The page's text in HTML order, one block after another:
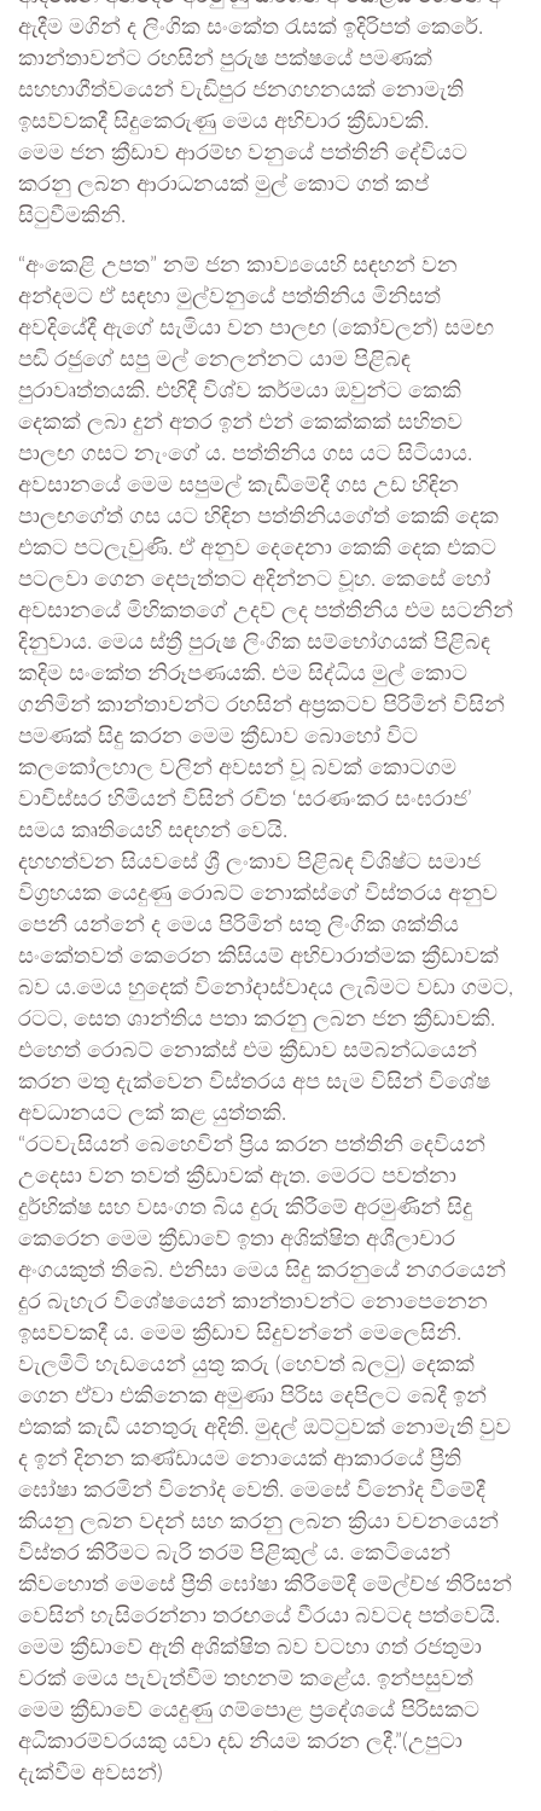
ඇදීම මගින් ද ලිංගික සංකේත රැසක් ඉදිරිපත් කෙරේ.
කාන්තාවන්ට රහසින් පුරුෂ පක්ෂයේ පමණක්
සහභාගීත්වයෙන් වැඩිපුර ජනගහනයක් නොමැති
ඉසව්වකදී සිදුකෙරුණු මෙය අභිචාර ක්‍රීඩාවකි.
මෙම ජන ක්‍රීඩාව ආරම්භ වනුයේ පත්තිනි දේවියට
කරනු ලබන ආරාධනයක් මුල් කොට ගත් කප්
සිටුවීමකිනි.
“අංකෙළි උපත” නම් ජන කාව්‍යයෙහි සඳහන් වන
අන්දමට ඒ සඳහා මුල්වනුයේ පත්තිනිය මිනිසත්
අවදියේදී ඇගේ සැමියා වන පාලඟ (කෝවලන්) සමඟ
පඬි රජුගේ සපු මල් නෙලන්නට යාම පිළිබඳ
පුරාවෘත්තයකි. එහිදී විශ්ව කර්මයා ඔවුන්ට කෙකි
දෙකක් ලබා දුන් අතර ඉන් එන් කෙක්කක් සහිතව
පාලඟ ගසට නැංගේ ය. පත්තිනිය ගස යට සිටියාය.
අවසානයේ මෙම සපුමල් කැඩීමේදී ගස උඩ හිඳින
පාලඟගේත් ගස යට හිඳින පත්තිනියගේත් කෙකි දෙක
එකට පටලැවුණි. ඒ අනුව දෙදෙනා කෙකි දෙක එකට
පටලවා ගෙන දෙපැත්තට අදින්නට වූහ. කෙසේ හෝ
අවසානයේ මිහිකතගේ උදව් ලද පත්තිනිය එම සටනින්
දිනුවාය. මෙය ස්ත්‍රී පුරුෂ ලිංගික සම්භෝගයක් පිළිබඳ
කදිම සංකේත නිරූපණයකි. එම සිද්ධිය මුල් කොට
ගනිමින් කාන්තාවන්ට රහසින් අප්‍රකටව පිරිමින් විසින්
පමණක් සිදු කරන මෙම ක්‍රීඩාව බොහෝ විට
කලකෝලහාල වලින් අවසන් වූ බවක් කොටගම
වාචිස්සර හිමියන් විසින් රචිත ‘සරණංකර සංඝරාජ’
සමය කෘතියෙහි සඳහන් වෙයි.
දහහත්වන සියවසේ ශ්‍රී ලංකාව පිළිබඳ විශිෂ්ට සමාජ
විග්‍රහයක යෙදුණු රොබට් නොක්ස්ගේ විස්තරය අනුව
පෙනී යන්නේ ද මෙය පිරිමින් සතු ලිංගික ශක්තිය
සංකේතවත් කෙරෙන කිසියම් අභිචාරාත්මක ක්‍රීඩාවක්
බව ය.මෙය හුදෙක් විනෝදාස්වාදය ලැබිමට වඩා ගමට,
රටට, සෙත ශාන්තිය පතා කරනු ලබන ජන ක්‍රීඩාවකි.
එහෙත් රොබට් නොක්ස් එම ක්‍රීඩාව සම්බන්ධයෙන්
කරන මතු දැක්වෙන විස්තරය අප සැම විසින් විශේෂ
අවධානයට ලක් කළ යුත්තකි.
“රටවැසියන් බෙහෙවින් ප්‍රිය කරන පත්තිනි දෙවියන්
උදෙසා වන තවත් ක්‍රීඩාවක් ඇත. මෙරට පවත්නා
දුර්භික්ෂ සහ වසංගත බිය දුරු කිරීමේ අරමුණින් සිදු
කෙරෙන මෙම ක්‍රීඩාවේ ඉතා අශික්ෂිත අශීලාචාර
අංගයකුත් තිබේ. එනිසා මෙය සිදු කරනුයේ නගරයෙන්
දුර බැහැර විශේෂයෙන් කාන්තාවන්ට නොපෙනෙන
ඉසව්වකදී ය. මෙම ක්‍රීඩාව සිදුවන්නේ මෙලෙසිනි.
වැලමිටි හැඩයෙන් යුතු කරු (හෙවත් බලටු) දෙකක්
ගෙන ඒවා එකිනෙක අමුණා පිරිස දෙපිලට බෙදී ඉන්
එකක් කැඩී යනතුරු අදිති. මුදල් ඔට්ටුවක් නොමැති වුව
ද ඉන් දිනන කණ්ඩායම නොයෙක් ආකාරයේ ප්‍රීති
ඝෝෂා කරමින් විනෝද වෙති. මෙසේ විනෝද වීමේදී
කියනු ලබන වදන් සහ කරනු ලබන ක්‍රියා වචනයෙන්
විස්තර කිරීමට බැරි තරම් පිළිකුල් ය. කෙටියෙන්
කිවහොත් මෙසේ ප්‍රීති ඝෝෂා කිරීමේදී ම්‍ලේච්ඡ තිරිසන්
වෙසින් හැසිරෙන්නා තරඟයේ වීරයා බවටද පත්වෙයි.
මෙම ක්‍රීඩාවේ ඇති අශික්ෂිත බව වටහා ගත් රජතුමා
වරක් මෙය පැවැත්වීම තහනම් කළේය. ඉන්පසුවත්
මෙම ක්‍රීඩාවේ යෙදුණු ගම්පොළ ප්‍රදේශයේ පිරිසකට
අධිකාරම්වරයකු යවා දඩ නියම කරන ලදී.”(උපුටා
දැක්වීම අවසන්)